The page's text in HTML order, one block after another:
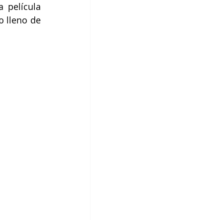
película
lleno de